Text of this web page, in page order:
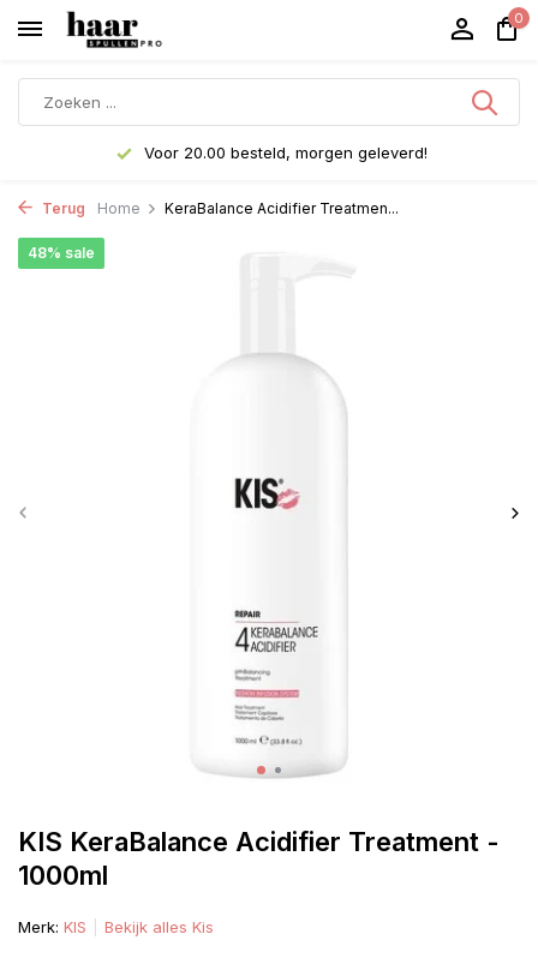
0
Voor 20.00 besteld, morgen geleverd!
Terug Home KeraBalance Acidifier Treatmen...
KIS KeraBalance Acidifier Treatment -
1000ml
48% sale
Merk: KIS Bekijk alles Kis